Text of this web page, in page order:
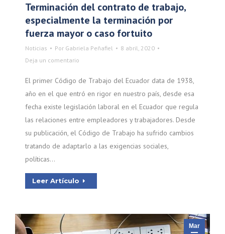
Terminación del contrato de trabajo,
especialmente la terminación por
fuerza mayor o caso fortuito
Noticias Por Gabriela Peñafiel
8 abril, 2020
Deja un comentario
El primer Código de Trabajo del Ecuador data de 1938,
año en el que entró en rigor en nuestro país, desde esa
fecha existe legislación laboral en el Ecuador que regula
las relaciones entre empleadores y trabajadores. Desde
su publicación, el Código de Trabajo ha sufrido cambios
tratando de adaptarlo a las exigencias sociales,
políticas…
Leer Artículo
Mar